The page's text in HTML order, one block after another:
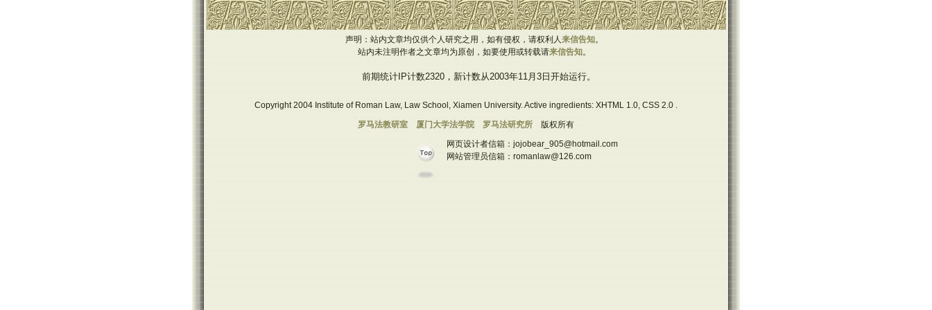
声明：站内文章均仅供个人研究之用，如有侵权，请权利人来信告知。
站内未注明作者之文章均为原创，如要使用或转载请来信告知。
前期统计IP计数2320，新计数从2003年11月3日开始运行。
Copyright 2004 Institute of Roman Law, Law School, Xiamen University. Active ingredients: XHTML 1.0, CSS 2.0 .
罗马法教研室
厦门大学法学院 罗马法研究所 版权所有
网页设计者信箱：jojobear_905@hotmail.com
网站管理员信箱：romanlaw@126.com